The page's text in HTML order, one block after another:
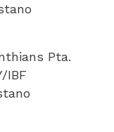
Pta.
IBF